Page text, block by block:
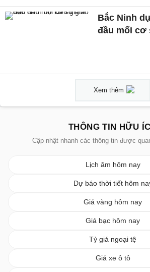
Bắc Ninh
đầu mối cơ
Xem thêm
THÔNG TIN HỮU
Cập nhật nhanh các thông tin được
Lịch âm hôm nay
Dự báo thời tiết hôm
Giá vàng hôm nay
Giá bạc hôm nay
Tỷ giá ngoại tệ
Giá xe ô tô